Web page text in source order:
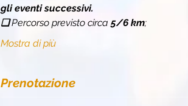
gli eventi successivi.
❏ Percorso previsto circa 5/6 km;
Mostra di più
Prenotazione